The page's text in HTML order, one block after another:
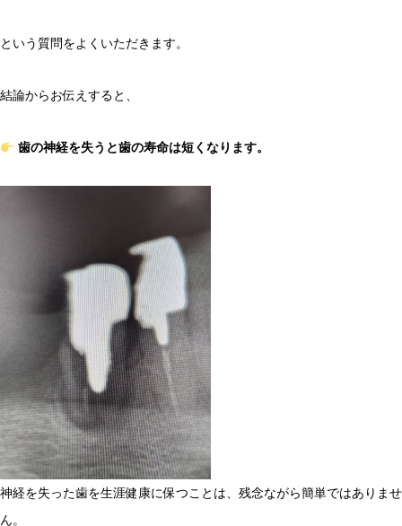
という質問をよくいただきます。
結論からお伝えすると、
歯の神経を失うと歯の寿命は短くなります。
神経を失った歯を生涯健康に保つことは、残念ながら簡単ではありませ
ん。